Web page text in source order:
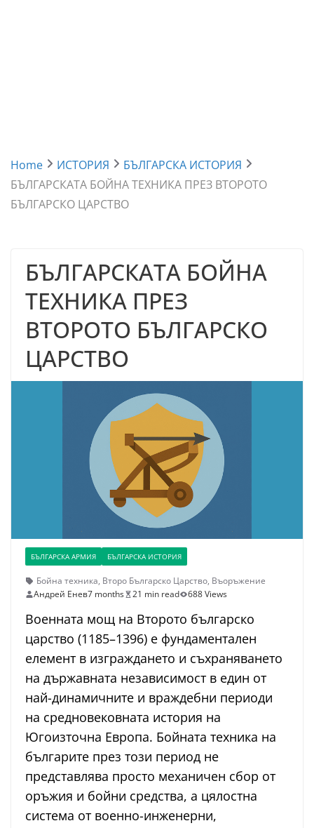
Home ИСТОРИЯ
БЪЛГАРСКА ИСТОРИЯ
БЪЛГАРСКАТА БОЙНА ТЕХНИКА ПРЕЗ ВТОРОТО
БЪЛГАРСКО ЦАРСТВО
БЪЛГАРСКАТА БОЙНА
ТЕХНИКА ПРЕЗ
ВТОРОТО БЪЛГАРСКО
ЦАРСТВО
БЪЛГАРСКА АРМИЯ БЪЛГАРСКА ИСТОРИЯ
Бойна техника, Второ Българско Царство, Въоръжение
Андрей Енев7 months 21 min read 688 Views
Военната мощ на Второто българско
царство (1185–1396) е фундаментален
елемент в изграждането и съхраняването
на държавната независимост в един от
най-динамичните и враждебни периоди
на средновековната история на
Югоизточна Европа. Бойната техника на
българите през този период не
представлява просто механичен сбор от
оръжия и бойни средства, а цялостна
система от военно-инженерни,